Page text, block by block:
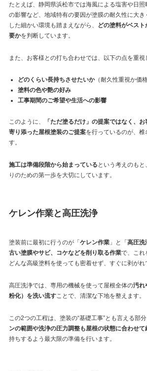
たとえば、静岡県浜松市では海風による塩害や日
の影響など、地域特有の要因が塗膜の耐久性に大き
した細かい環境も踏まえながら、
どの塗料がベス
要かを判断しています。
また、お客様との打ち合わせでは、以下の点を重視
どのくらい長持ちさせたいか（耐久性重視か価
塗料の色や艶の好み
工事期間のご希望や生活への影響
このように、
「ただ塗るだけ」の提案ではなく、
寄り添った屋根塗装のご提案を行っているのが、
す。
施工は準備段階から始まっている という考えのも
りのための第一歩を大切にしています。
ケレン作業と高圧洗浄
塗装前に最初に行うのが「ケレン作業」と「高圧洗
古い塗膜やサビ、コケなどを削り取る作業で、これ
どんな高級塗料を使っても密着せず、すぐに剥がれ
高圧洗浄では、専用の機械を使って屋根全体の汚れ
粉化）を洗い流すことで、清潔な下地を整えます。
この2つの工程は、塗装の“基礎工事”とも言える部
ンの範囲や洗浄の圧力調整も屋根の状態に合わせて
持ちするよう最大限の準備を行います。